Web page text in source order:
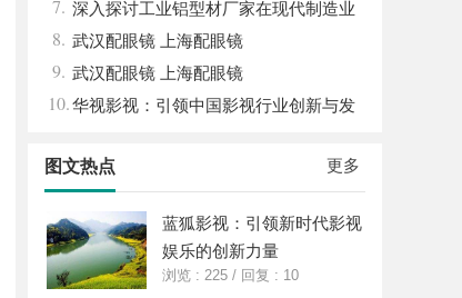
验的先锋技术
7. 深入探讨工业铝型材厂家在现代制造业
中的重要角色与发展趋势
8. 武汉配眼镜 上海配眼镜
9. 武汉配眼镜 上海配眼镜
10.华视影视：引领中国影视行业创新与发
更多
图文热点
蓝狐影视：引领新时代影视
娱乐的创新力量
浏览 : 225 / 回复 : 10